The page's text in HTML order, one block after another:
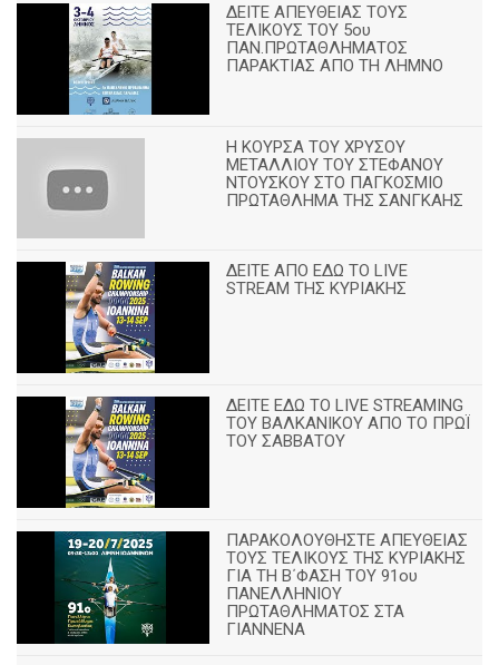
ΔΕΙΤΕ ΑΠΕΥΘΕΙΑΣ ΤΟΥΣ
ΤΕΛΙΚΟΥΣ ΤΟΥ 5ου
ΠΑΝ.ΠΡΩΤΑΘΛΗΜΑΤΟΣ
ΠΑΡΑΚΤΙΑΣ ΑΠΟ ΤΗ ΛΗΜΝΟ
Η ΚΟΥΡΣΑ ΤΟΥ ΧΡΥΣΟΥ
ΜΕΤΑΛΛΙΟΥ ΤΟΥ ΣΤΕΦΑΝΟΥ
ΝΤΟΥΣΚΟΥ ΣΤΟ ΠΑΓΚΟΣΜΙΟ
ΠΡΩΤΑΘΛΗΜΑ ΤΗΣ ΣΑΝΓΚΑΗΣ
ΔΕΙΤΕ ΑΠΟ ΕΔΩ ΤΟ LIVE
STREAM ΤΗΣ ΚΥΡΙΑΚΗΣ
ΔΕΙΤΕ ΕΔΩ ΤΟ LIVE STREAMING
TOY ΒΑΛΚΑΝΙΚΟΥ ΑΠΟ ΤΟ ΠΡΩΪ
ΤΟΥ ΣΑΒΒΑΤΟΥ
ΠΑΡΑΚΟΛΟΥΘΗΣΤΕ ΑΠΕΥΘΕΙΑΣ
ΤΟΥΣ ΤΕΛΙΚΟΥΣ ΤΗΣ ΚΥΡΙΑΚΗΣ
ΓΙΑ ΤΗ Β΄ΦΑΣΗ ΤΟΥ 91ου
ΠΑΝΕΛΛΗΝΙΟΥ
ΠΡΩΤΑΘΛΗΜΑΤΟΣ ΣΤΑ
ΓΙΑΝΝΕΝΑ